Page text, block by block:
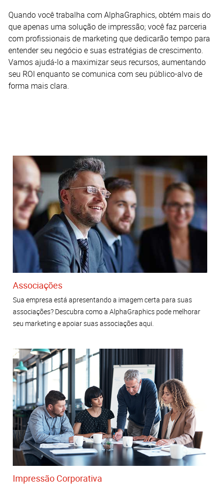
Quando você trabalha com AlphaGraphics, obtém mais do
que apenas uma solução de impressão; você faz parceria
com profissionais de marketing que dedicarão tempo para
entender seu negócio e suas estratégias de crescimento.
Vamos ajudá-lo a maximizar seus recursos, aumentando
seu ROI enquanto se comunica com seu público-alvo de
forma mais clara.
Associações
Sua empresa está apresentando a imagem certa para suas
associações? Descubra como a AlphaGraphics pode melhorar
seu marketing e apoiar suas associações aqui.
Impressão Corporativa